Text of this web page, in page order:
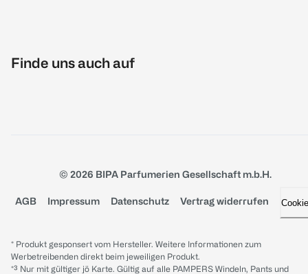
Finde uns auch auf
© 2026 BIPA Parfumerien Gesellschaft m.b.H.
AGB Impressum Datenschutz Vertrag widerrufen
* Produkt gesponsert vom Hersteller. Weitere Informationen zum
Werbetreibenden direkt beim jeweiligen Produkt.
*³ Nur mit gültiger jö Karte. Gültig auf alle PAMPERS Windeln, Pants und